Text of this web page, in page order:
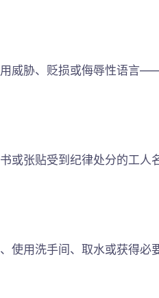
威胁、贬损或侮辱性语言
或张贴受到纪律处分的工
用洗手间、取水或获得必